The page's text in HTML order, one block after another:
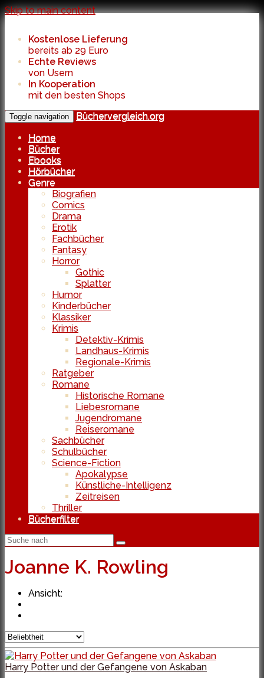
Skip to main content
Kostenlose Lieferung
bereits ab 29 Euro
Echte Reviews
von Usern
In Kooperation
mit den besten Shops
Toggle navigation
Büchervergleich.org
Home
Bücher
Ebooks
Hörbücher
Genre
Biografien
Comics
Drama
Erotik
Fachbücher
Fantasy
Horror
Gothic
Splatter
Humor
Kinderbücher
Klassiker
Krimis
Detektiv-Krimis
Landhaus-Krimis
Regionale-Krimis
Ratgeber
Romane
Historische Romane
Liebesromane
Jugendromane
Reiseromane
Sachbücher
Schulbücher
Science-Fiction
Apokalypse
Künstliche-Intelligenz
Zeitreisen
Thriller
Bücherfilter
Joanne K. Rowling
Ansicht:
Harry Potter und der Gefangene von Askaban